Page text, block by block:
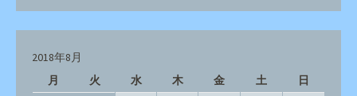
2018年8月
月
火 水 木 金 土 日